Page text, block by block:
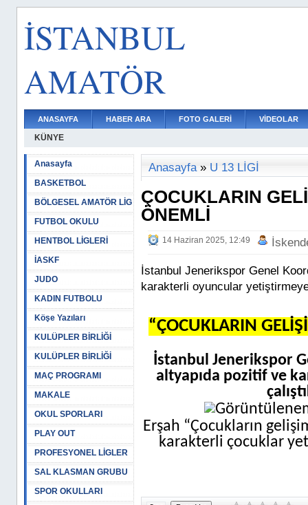
İSTANBUL
AMATÖR
ANASAYFA HABER ARA FOTO GALERİ VİDEOLAR
KÜNYE
Anasayfa
BASKETBOL
BÖLGESEL AMATÖR LİG
FUTBOL OKULU
HENTBOL LİGLERİ
İASKF
JUDO
KADIN FUTBOLU
Köşe Yazıları
KULÜPLER BİRLİĞİ
KULÜPLER BİRLİĞİ
MAÇ PROGRAMI
MAKALE
OKUL SPORLARI
PLAY OUT
PROFESYONEL LİGLER
SAL KLASMAN GRUBU
SPOR OKULLARI
Anasayfa» U 13 LİGİ
ÇOCUKLARIN
ÖNEMLİ
14 Haziran 2025, 12:49
İstanbul Jenerikspor Genel
karakterli oyuncular yetiştirmeye
“ÇOCUKLARIN
İstanbul Jenerikspor
altyapıda pozitif ve
Erşah “Çocukların
karakterli çocuklar